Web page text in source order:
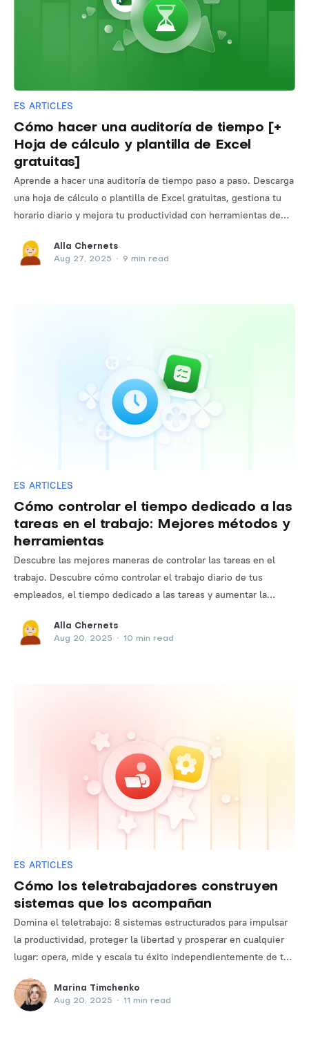
ES ARTICLES
Cómo hacer una auditoría de tiempo [+
Hoja de cálculo y plantilla de Excel
gratuitas]
Aprende a hacer una auditoría de tiempo paso a paso. Descarga
una hoja de cálculo o plantilla de Excel gratuitas, gestiona tu
horario diario y mejora tu productividad con herramientas de
Alla Chernets
Aug 27, 2025
• 9 min read
ES ARTICLES
Cómo controlar el tiempo dedicado a las
tareas en el trabajo: Mejores métodos y
herramientas
Descubre las mejores maneras de controlar las tareas en el
trabajo. Descubre cómo controlar el trabajo diario de tus
empleados, el tiempo dedicado a las tareas y aumentar la
Alla Chernets
Aug 20, 2025
• 10 min read
ES ARTICLES
Cómo los teletrabajadores construyen
sistemas que los acompañan
Domina el teletrabajo: 8 sistemas estructurados para impulsar
la productividad, proteger la libertad y prosperar en cualquier
lugar: opera, mide y escala tu éxito independientemente de tu
Marina Timchenko
Aug 20, 2025
• 11 min read